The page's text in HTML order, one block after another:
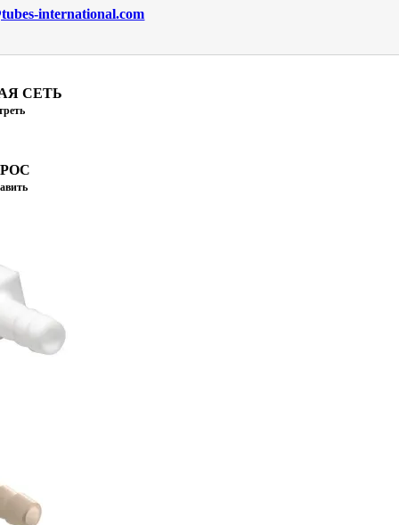
international.com
СЕТЬ